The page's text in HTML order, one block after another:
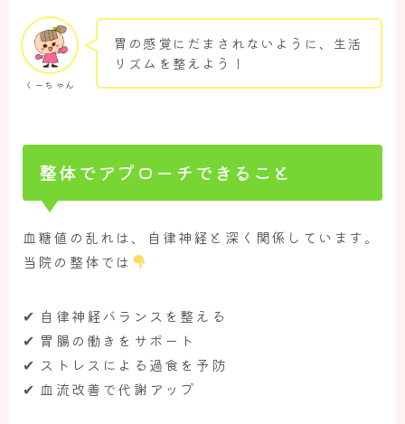
くーちゃん
胃の感覚にだまされないように、生活
リズムを整えよう！
整体でアプローチできること
血糖値の乱れは、自律神経と深く関係しています。
当院の整体では
✔ 自律神経バランスを整える
✔ 胃腸の働きをサポート
✔ ストレスによる過食を予防
✔ 血流改善で代謝アップ